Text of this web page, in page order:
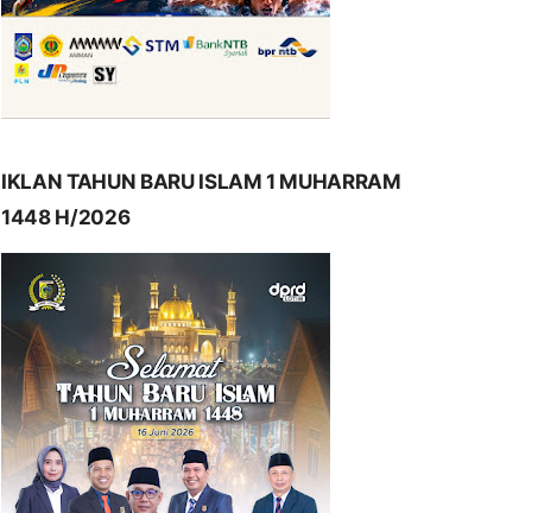
IKLAN TAHUN BARU ISLAM 1 MUHARRAM
1448 H/2026